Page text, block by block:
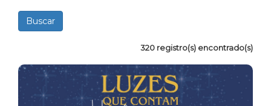
320 registro(s) encontrado(s)